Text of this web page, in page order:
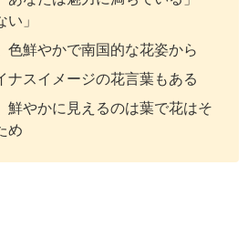
い」
色鮮やかで南国的な花姿から
ナスイメージの花言葉もある
鮮やかに見えるのは葉で花はそ
め